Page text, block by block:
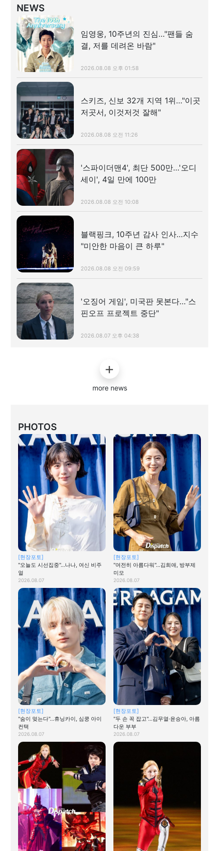
NEWS
임영웅, 10주년의 진심…"팬들 숨
결, 저를 데려온 바람"
2026.08.08 오후 01:58
스키즈, 신보 32개 지역 1위…"이곳
저곳서, 이것저것 잘해"
2026.08.08 오전 11:26
'스파이더맨4', 최단 500만…'오디
세이', 4일 만에 100만
2026.08.08 오전 10:08
블랙핑크, 10주년 감사 인사…지수
"미안한 마음이 큰 하루"
2026.08.08 오전 09:59
'오징어 게임', 미국판 못본다…"스
핀오프 프로젝트 중단"
2026.08.07 오후 04:38
more news
PHOTOS
[현장포토]
"오늘도 시선집중"…나나, 여신 비주
얼
2026.08.07
[현장포토]
"여전히 아름다워"…김희애, 방부제
미모
2026.08.07
[현장포토]
"숨이 멎는다"…휴닝카이, 심쿵 아이
컨택
2026.08.07
[현장포토]
"두 손 꼭 잡고"…김무열·윤승아, 아름
다운 부부
2026.08.07